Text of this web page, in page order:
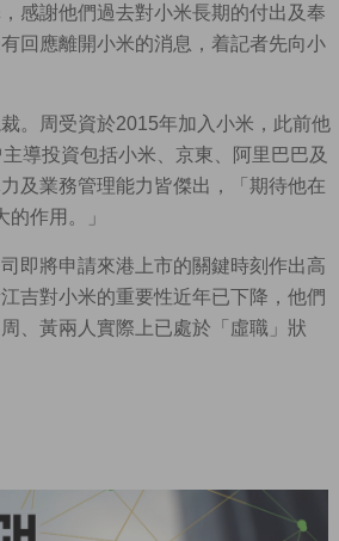
感謝他們過去對小米長期的付出及奉
回應離開小米的消息，着記者先向小
。周受資於2015年加入小米，此前他
導投資包括小米、京東、阿里巴巴及
及業務管理能力皆傑出，「期待他在
作用。」
即將申請來港上市的關鍵時刻作出高
吉對小米的重要性近年已下降，他們
、黃兩人實際上已處於「虛職」狀